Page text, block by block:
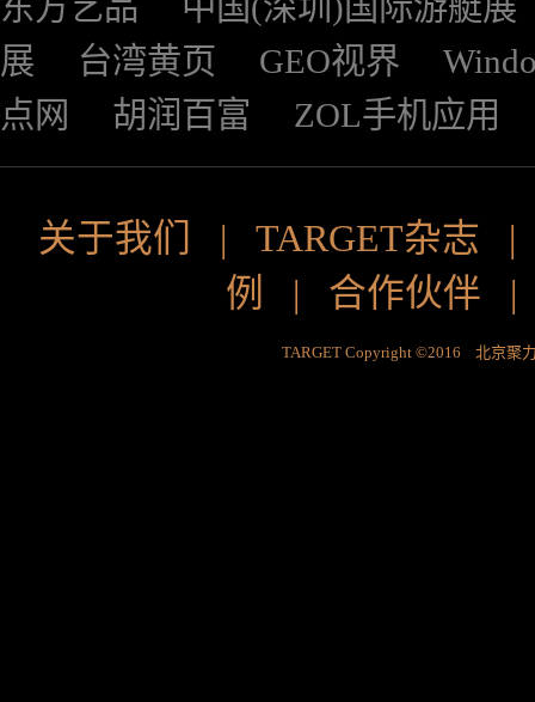
展
台湾黄页 GEO视界
点网
胡润百富 ZOL手机应用
关于我们 | TARGET杂志
例
| 合作伙伴
TARGET Copyright ©2016 北京聚